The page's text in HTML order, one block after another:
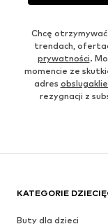
Chcę
trendach,
prywatności.
momencie ze
adres
rezygnacji z
KATEGORIE
Buty dla dzieci